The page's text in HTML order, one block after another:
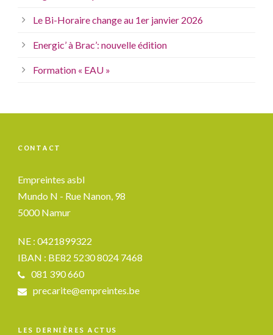
Le Bi-Horaire change au 1er janvier 2026
Energic’ à Brac’: nouvelle édition
Formation « EAU »
CONTACT
Empreintes asbl
Mundo N - Rue Nanon, 98
5000 Namur
NE : 0421899322
IBAN : BE82 5230 8024 7468
081 390 660
precarite@empreintes.be
LES DERNIÈRES ACTUS